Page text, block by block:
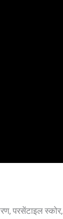
परसेंटाइल स्कोर,